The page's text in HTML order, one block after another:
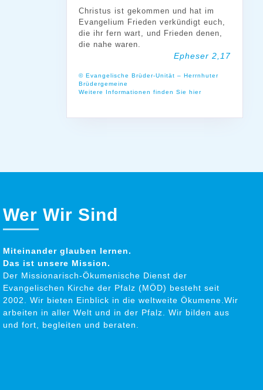
Christus ist gekommen und hat im
Evangelium Frieden verkündigt euch,
die ihr fern wart, und Frieden denen,
die nahe waren.
Epheser 2,17
© Evangelische Brüder-Unität – Herrnhuter
Brüdergemeine
Weitere Informationen finden Sie hier
Wer Wir Sind
Miteinander glauben lernen.
Das ist unsere Mission.
Der Missionarisch-Ökumenische Dienst der
Evangelischen Kirche der Pfalz (MÖD) besteht seit
2002. Wir bieten Einblick in die weltweite Ökumene.Wir
arbeiten in aller Welt und in der Pfalz. Wir bilden aus
und fort, begleiten und beraten.